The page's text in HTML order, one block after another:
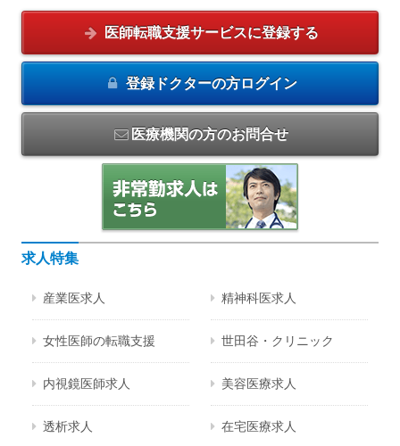
医師転職支援サービスに登録する
登録ドクターの方ログイン
医療機関の方のお問合せ
求人特集
産業医求人 精神科医求人
女性医師の転職支援 世田谷・クリニック
内視鏡医師求人 美容医療求人
透析求人 在宅医療求人